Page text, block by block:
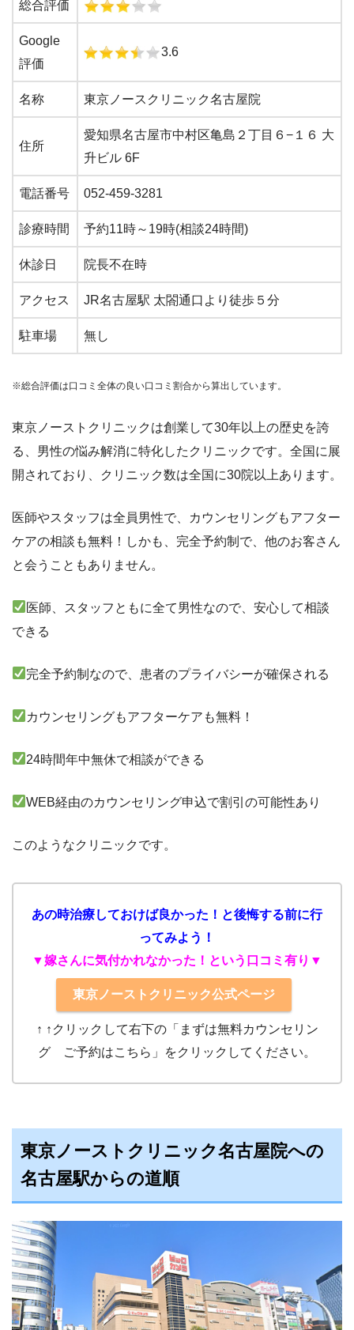
総合評価
Google
評価
3.6
名称 東京ノースクリニック名古屋院
住所
愛知県名古屋市中村区亀島２丁目６−１６ 大
升ビル 6F
電話番号 052-459-3281
診療時間 予約11時～19時(相談24時間)
休診日 院長不在時
アクセス JR名古屋駅 太閤通口より徒歩５分
駐車場 無し
※総合評価は口コミ全体の良い口コミ割合から算出しています。
東京ノーストクリニックは創業して30年以上の歴史を誇
る、男性の悩み解消に特化したクリニックです。全国に展
開されており、クリニック数は全国に30院以上あります。
医師やスタッフは全員男性で、カウンセリングもアフター
ケアの相談も無料！しかも、完全予約制で、他のお客さん
と会うこともありません。
医師、スタッフともに全て男性なので、安心して相談
できる
完全予約制なので、患者のプライバシーが確保される
カウンセリングもアフターケアも無料！
24時間年中無休で相談ができる
WEB経由のカウンセリング申込で割引の可能性あり
このようなクリニックです。
あの時治療しておけば良かった！と後悔する前に行
ってみよう！
▼嫁さんに気付かれなかった！という口コミ有り▼
東京ノーストクリニック公式ページ
↑ ↑クリック して右下の「まずは無料カウンセリン
グ ご予約はこちら」をクリックしてください。
東京ノーストクリニック名古屋院への
名古屋駅からの道順